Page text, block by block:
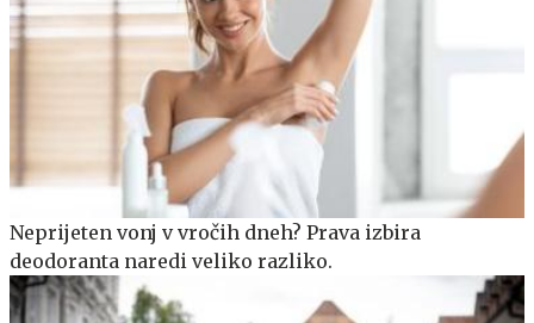
Neprijeten vonj v vročih dneh? Prava izbira
deodoranta naredi veliko razliko.